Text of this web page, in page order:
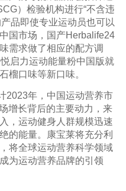
）检验机构进行“不含违
品即使专业运动员也可以
国市场，国产Herbalife24
需求做了相应的配方调
启力运动能量粉中国版就
榴口味等新口味。
2023年，中国运动营养市
增长背后的主要动力，来
，运动健身人群规模迅速
的能量。康宝莱将充分利
将全球运动营养科学领域
为运动营养品牌的引领